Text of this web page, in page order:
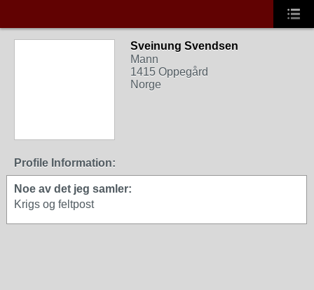
Sveinung Svendsen
Mann
1415 Oppegård
Norge
Profile Information:
Noe av det jeg samler:
Krigs og feltpost